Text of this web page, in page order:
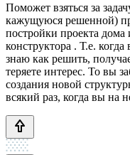
Поможет взяться за
кажущуюся решенной)
постройки проекта дома
конструктора . Т.е.
знаю как решить,
теряете интерес. То вы
создания новой
всякий раз, когда вы на